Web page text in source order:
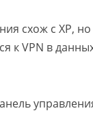
схож с XP,
к VPN в